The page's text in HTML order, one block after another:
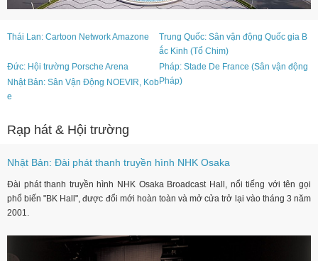
Thái Lan: Cartoon Network Amazone
Đức: Hội trường Porsche Arena
Nhật Bản: Sân Vận Động NOEVIR, Kob
e
Trung Quốc: Sân vận động Quốc gia B
ắc Kinh (Tổ Chim)
Pháp: Stade De France (Sân vận động
Pháp)
Rạp hát & Hội trường
Nhật Bản: Đài phát thanh truyền hình NHK Osaka
Đài phát thanh truyền hình NHK Osaka Broadcast Hall, nổi tiếng với tên gọi
phổ biến "BK Hall", được đổi mới hoàn toàn và mở cửa trở lại vào tháng 3 năm
2001.